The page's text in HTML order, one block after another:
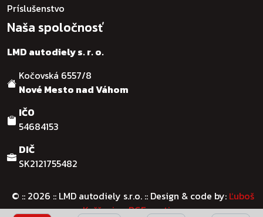
Príslušenstvo
Naša spoločnosť
LMD autodiely s. r. o.
Kočovská 6557/8
Nové Mesto nad Váhom
IČO
54684153
DIČ
SK2121755482
© :: 2026 :: LMD autodiely s.r.o. :: Design & code by: Ľuboš
Kaššovic - RGFcreative